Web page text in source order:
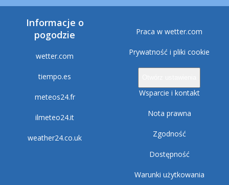
Informacje o
pogodzie
wetter.com
tiempo.es
meteos24.fr
ilmeteo24.it
weather24.co.uk
Praca w wetter.com
Prywatność i pliki cookie
Wsparcie i kontakt
Nota prawna
Zgodność
Dostępność
Warunki użytkowania